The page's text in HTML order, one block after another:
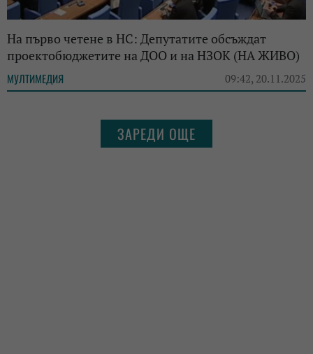
На първо четене в НС: Депутатите обсъждат
проектобюджетите на ДОО и на НЗОК (НА ЖИВО)
МУЛТИМЕДИЯ 09:42, 20.11.2025
ЗАРЕДИ ОЩЕ